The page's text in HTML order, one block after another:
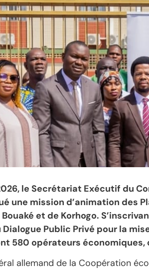
le Secrétariat Exécutif du
une mission d’animation des
et de Korhogo.
Public Privé pour la
580 opérateurs
allemand de la Coopération